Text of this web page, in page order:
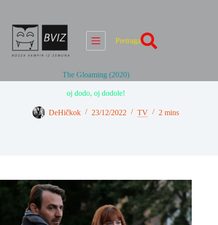
Pretraga
The Gloaming (2020)
oj dodo, oj dodole!
DeHičkok 23/12/2022 TV 2 mins